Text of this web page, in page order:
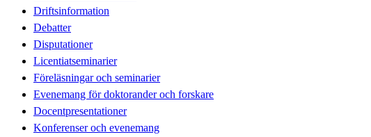
Driftsinformation
Debatter
Disputationer
Licentiatseminarier
Föreläsningar och seminarier
Evenemang för doktorander och forskare
Docentpresentationer
Konferenser och evenemang